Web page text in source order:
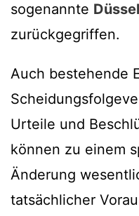
sogenannte
zurückgegriffen.
Auch bestehende
Urteile und
können zu einem
Änderung
tatsächlicher